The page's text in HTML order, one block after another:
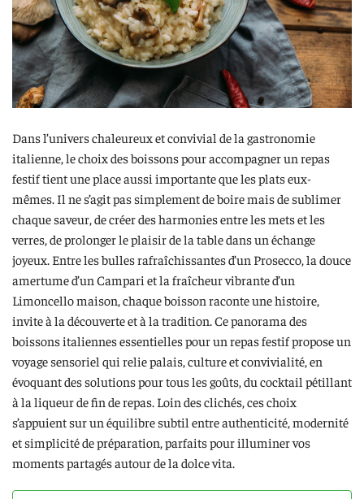
Dans l’univers chaleureux et convivial de la gastronomie
italienne, le choix des boissons pour accompagner un repas
festif tient une place aussi importante que les plats eux-
mêmes. Il ne s’agit pas simplement de boire mais de sublimer
chaque saveur, de créer des harmonies entre les mets et les
verres, de prolonger le plaisir de la table dans un échange
joyeux. Entre les bulles rafraîchissantes d’un Prosecco, la douce
amertume d’un Campari et la fraîcheur vibrante d’un
Limoncello maison, chaque boisson raconte une histoire,
invite à la découverte et à la tradition. Ce panorama des
boissons italiennes essentielles pour un repas festif propose un
voyage sensoriel qui relie palais, culture et convivialité, en
évoquant des solutions pour tous les goûts, du cocktail pétillant
à la liqueur de fin de repas. Loin des clichés, ces choix
s’appuient sur un équilibre subtil entre authenticité, modernité
et simplicité de préparation, parfaits pour illuminer vos
moments partagés autour de la dolce vita.